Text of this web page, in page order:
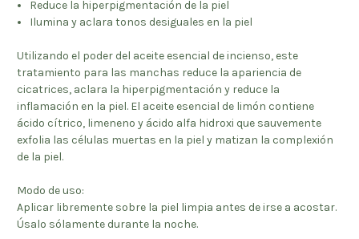
Reduce la hiperpigmentación de la piel
Ilumina y aclara tonos desiguales en la piel
Utilizando el poder del aceite esencial de incienso, este
tratamiento para las manchas reduce la apariencia de
cicatrices, aclara la hiperpigmentación y reduce la
inflamación en la piel. El aceite esencial de limón contiene
ácido cítrico, limeneno y ácido alfa hidroxi que sauvemente
exfolia las células muertas en la piel y matizan la complexión
de la piel.
Modo de uso:
Aplicar libremente sobre la piel limpia antes de irse a acostar.
Úsalo sólamente durante la noche.